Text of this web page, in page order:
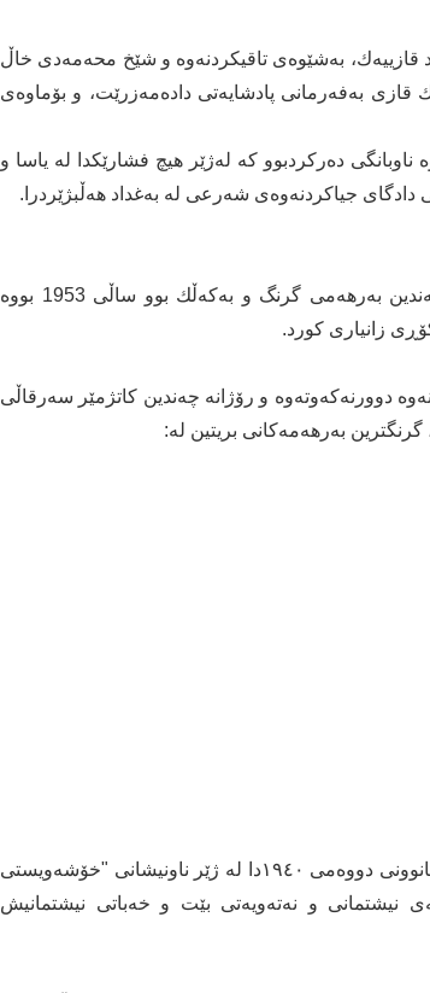
چەند قازییەك، بەشێوەی تاقیكردنەوە و شێخ محەمەدی خاڵ
بەفەرمانی پادشایەتی دادەمەزرێت، و بۆماوەی
دەركردبوو كە لەژێر هیچ فشارێكدا لە یاسا و
شێخ محەمەدی خاڵ نوسەرێكی خاوەن بیر و لێهاتوو بوو، خاوەنی چەندین بەرهەمی گرنگ و بەكەڵك بوو ساڵی 1953 بووە
دوورنەكەوتەوە و رۆژانە چەندین كاتژمێر سەرقاڵی
جگە لەوە شێخ محەمەدی خاڵ یەكەم وتاری لە گۆڤاری گەلاوێژدا لە كانوونی دووەمی ١٩٤٠دا لە ژێر ناونیشانی "خۆشەویستی
نیشتمانی و نەتەویەتی بێت و خەباتی نیشتمانیش